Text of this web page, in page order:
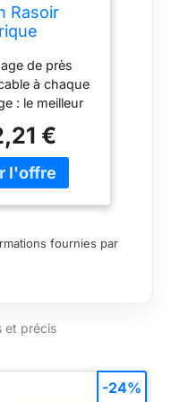
Li-Ion
Rasoir
9625S
de près
à chaque
: le meilleur
5+1
de rasage
à chaque
Protection
ultra-fines
€
fournies par
et précis
-24%